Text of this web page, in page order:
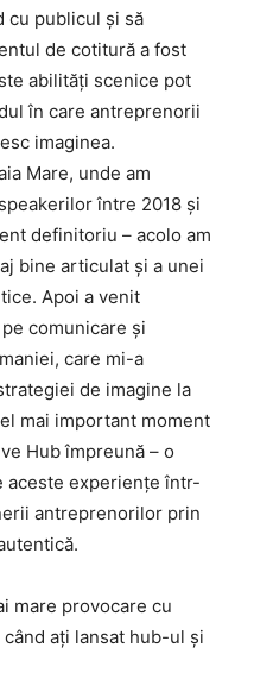
cu publicul și să
de cotitură a fost
abilități scenice pot
în care antreprenorii
imaginea.
Mare, unde am
între 2018 și
definitoriu – acolo am
bine articulat și a unei
Apoi a venit
comunicare și
care mi-a
de imagine la
mai important moment
Hub împreună – o
aceste experiențe într-
antreprenorilor prin
mare provocare cu
ați lansat hub-ul și